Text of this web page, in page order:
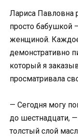
Лариса Павловна
просто бабушкой
женщиной. Каждое
демонстративно
который я
просматривала
— Сегодня могу
до шестнадцати,
толстый слой